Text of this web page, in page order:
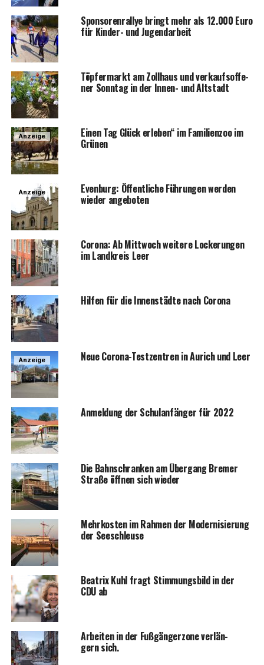
Spon­so­ren­ral­lye bringt mehr als 12.000 Euro
für Kin­der- und Jugendarbeit
Töp­fer­markt am Zoll­haus und ver­kaufs­of­fe­
ner Sonn­tag in der Innen- und Altstadt
Anzeige Einen Tag Glück erle­ben“ im Fami­li­en­zoo im
Grünen
Anzeige Even­burg: Öffent­li­che Füh­run­gen wer­den
wie­der angeboten
Coro­na: Ab Mitt­woch wei­te­re Locke­run­gen
im Land­kreis Leer
Hil­fen für die Innen­städ­te nach Corona
Anzeige Neue Coro­na-Test­zen­tren in Aurich und Leer
Anmel­dung der Schul­an­fän­ger für 2022
Die Bahn­schran­ken am Über­gang Bre­mer
Stra­ße öff­nen sich wieder
Mehr­kos­ten im Rah­men der Moder­ni­sie­rung
der Seeschleuse
Bea­trix Kuhl fragt Stim­mungs­bild in der
CDU ab
Arbei­ten in der Fuß­gän­ger­zo­ne ver­län­
gern sich.